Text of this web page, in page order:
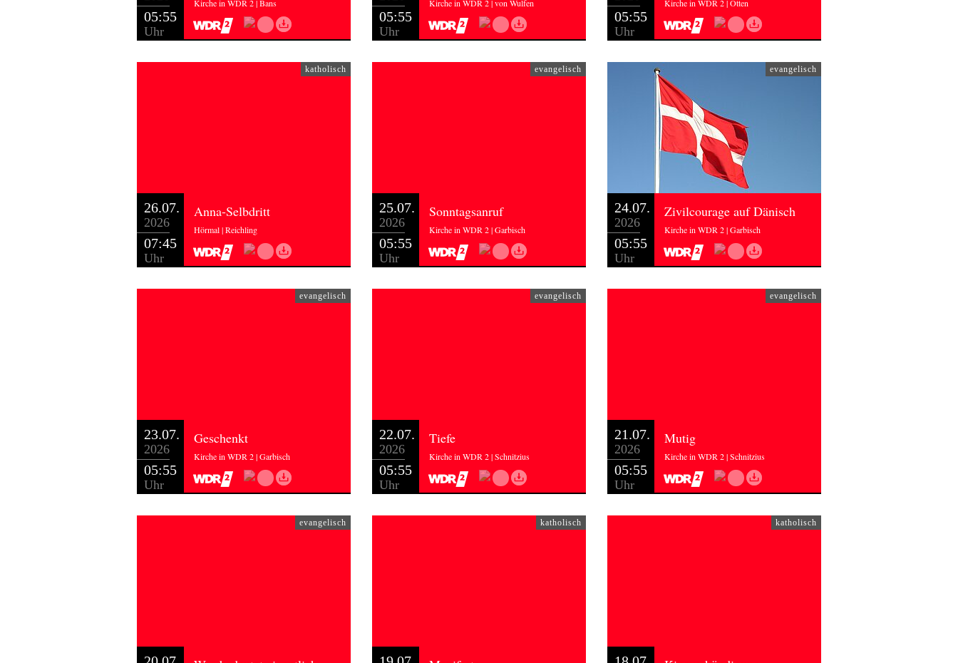
05:55
Uhr
Kirche in WDR 2 | Bans
05:55
Uhr
Kirche in WDR 2 | von Wulfen
05:55
Uhr
Kirche in WDR 2 | Otten
katholisch
26.07.
2026
07:45
Uhr
Anna-Selbdritt
Hörmal | Reichling
evangelisch
25.07.
2026
05:55
Uhr
Sonntagsanruf
Kirche in WDR 2 | Garbisch
evangelisch
24.07.
2026
05:55
Uhr
Zivilcourage auf Dänisch
Kirche in WDR 2 | Garbisch
evangelisch
23.07.
2026
05:55
Uhr
Geschenkt
Kirche in WDR 2 | Garbisch
evangelisch
22.07.
2026
05:55
Uhr
Tiefe
Kirche in WDR 2 | Schnitzius
evangelisch
21.07.
2026
05:55
Uhr
Mutig
Kirche in WDR 2 | Schnitzius
evangelisch katholisch katholisch